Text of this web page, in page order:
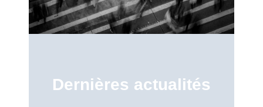
Dernières actualités